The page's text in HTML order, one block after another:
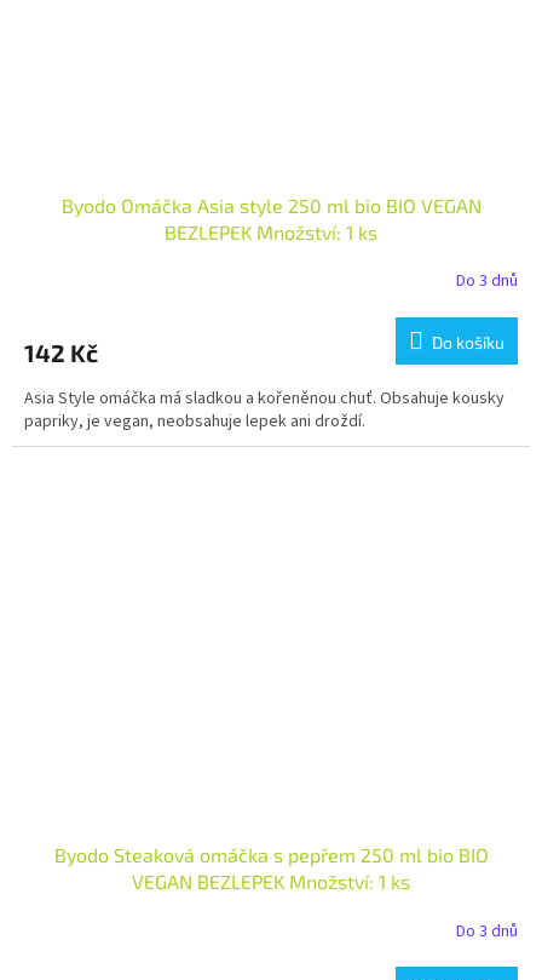
Byodo Omáčka Asia style 250 ml bio BIO VEGAN
BEZLEPEK Množství: 1 ks
Do 3 dnů
142 Kč Do košíku
Asia Style omáčka má sladkou a kořeněnou chuť. Obsahuje kousky
papriky, je vegan, neobsahuje lepek ani droždí.
Byodo Steaková omáčka s pepřem 250 ml bio BIO
VEGAN BEZLEPEK Množství: 1 ks
Do 3 dnů